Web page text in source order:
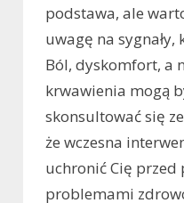
podstawa, ale
uwagę na sygnały,
Ból, dyskomfort, a
krwawienia mogą
skonsultować się
że wczesna
uchronić Cię przed
problemami